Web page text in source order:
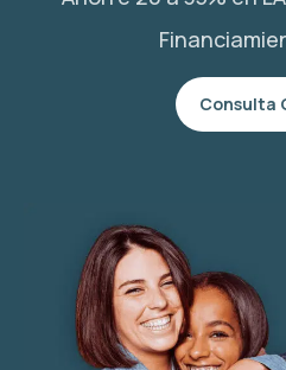
Consulta